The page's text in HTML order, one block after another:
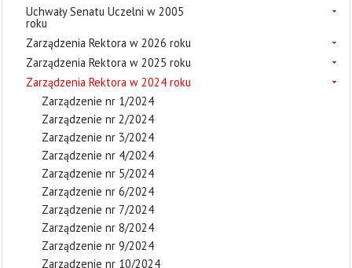
Uchwały Senatu Uczelni w 2005
roku
Zarządzenia Rektora w 2026 roku
Zarządzenia Rektora w 2025 roku
Zarządzenia Rektora w 2024 roku
Zarządzenie nr 1/2024
Zarządzenie nr 2/2024
Zarządzenie nr 3/2024
Zarządzenie nr 4/2024
Zarządzenie nr 5/2024
Zarządzenie nr 6/2024
Zarządzenie nr 7/2024
Zarządzenie nr 8/2024
Zarządzenie nr 9/2024
Zarządzenie nr 10/2024